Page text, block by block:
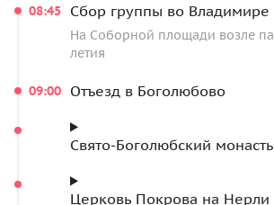
08:45 Сбор группы во Владимире
На Соборной площади возле
летия
09:00 Отъезд в Боголюбово
Свято-Боголюбский
Церковь Покрова на Нерли